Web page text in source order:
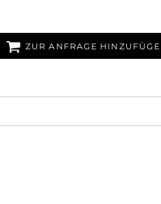
ZUR ANFRAGE